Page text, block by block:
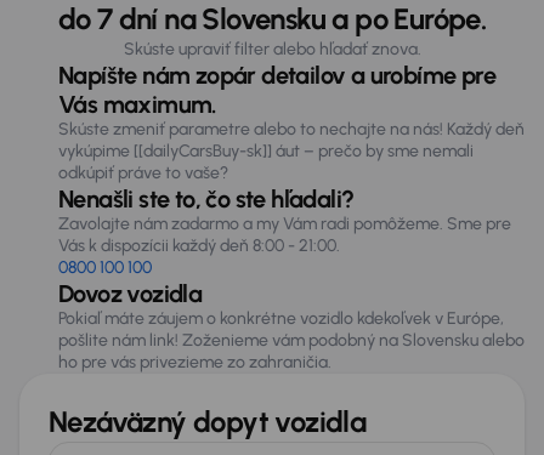
do 7 dní na Slovensku a po Európe.
Skúste upraviť filter alebo hľadať znova.
Napíšte nám zopár detailov a urobíme pre
Vás maximum.
Skúste zmeniť parametre alebo to nechajte na nás! Každý deň
vykúpime [[dailyCarsBuy-sk]] áut – prečo by sme nemali
odkúpiť práve to vaše?
Nenašli ste to, čo ste hľadali?
Zavolajte nám zadarmo a my Vám radi pomôžeme. Sme pre
Vás k dispozícii každý deň 8:00 - 21:00.
0800 100 100
Dovoz vozidla
Pokiaľ máte záujem o konkrétne vozidlo kdekoľvek v Európe,
pošlite nám link! Zoženieme vám podobný na Slovensku alebo
ho pre vás privezieme zo zahraničia.
Nezáväzný dopyt vozidla